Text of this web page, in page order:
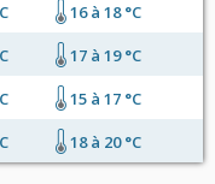
16 à 18 °C
17 à 19 °C
15 à 17 °C
18 à 20 °C